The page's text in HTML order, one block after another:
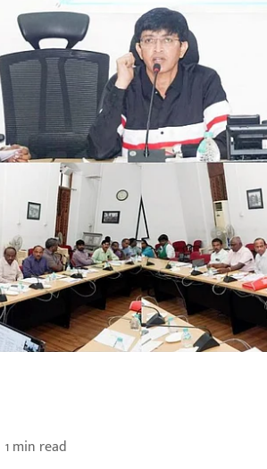
1min read